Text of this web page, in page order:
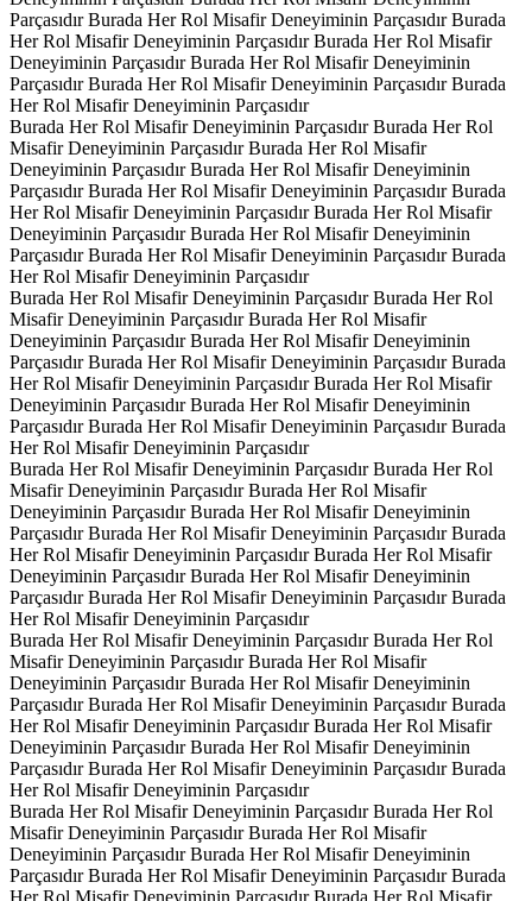
Parçasıdır Burada Her Rol Misafir Deneyiminin Parçasıdır Burada
Her Rol Misafir Deneyiminin Parçasıdır Burada Her Rol Misafir
Deneyiminin Parçasıdır Burada Her Rol Misafir Deneyiminin
Parçasıdır Burada Her Rol Misafir Deneyiminin Parçasıdır Burada
Her Rol Misafir Deneyiminin Parçasıdır
Burada Her Rol Misafir Deneyiminin Parçasıdır Burada Her Rol
Misafir Deneyiminin Parçasıdır Burada Her Rol Misafir
Deneyiminin Parçasıdır Burada Her Rol Misafir Deneyiminin
Parçasıdır Burada Her Rol Misafir Deneyiminin Parçasıdır Burada
Her Rol Misafir Deneyiminin Parçasıdır Burada Her Rol Misafir
Deneyiminin Parçasıdır Burada Her Rol Misafir Deneyiminin
Parçasıdır Burada Her Rol Misafir Deneyiminin Parçasıdır Burada
Her Rol Misafir Deneyiminin Parçasıdır
Burada Her Rol Misafir Deneyiminin Parçasıdır Burada Her Rol
Misafir Deneyiminin Parçasıdır Burada Her Rol Misafir
Deneyiminin Parçasıdır Burada Her Rol Misafir Deneyiminin
Parçasıdır Burada Her Rol Misafir Deneyiminin Parçasıdır Burada
Her Rol Misafir Deneyiminin Parçasıdır Burada Her Rol Misafir
Deneyiminin Parçasıdır Burada Her Rol Misafir Deneyiminin
Parçasıdır Burada Her Rol Misafir Deneyiminin Parçasıdır Burada
Her Rol Misafir Deneyiminin Parçasıdır
Burada Her Rol Misafir Deneyiminin Parçasıdır Burada Her Rol
Misafir Deneyiminin Parçasıdır Burada Her Rol Misafir
Deneyiminin Parçasıdır Burada Her Rol Misafir Deneyiminin
Parçasıdır Burada Her Rol Misafir Deneyiminin Parçasıdır Burada
Her Rol Misafir Deneyiminin Parçasıdır Burada Her Rol Misafir
Deneyiminin Parçasıdır Burada Her Rol Misafir Deneyiminin
Parçasıdır Burada Her Rol Misafir Deneyiminin Parçasıdır Burada
Her Rol Misafir Deneyiminin Parçasıdır
Burada Her Rol Misafir Deneyiminin Parçasıdır Burada Her Rol
Misafir Deneyiminin Parçasıdır Burada Her Rol Misafir
Deneyiminin Parçasıdır Burada Her Rol Misafir Deneyiminin
Parçasıdır Burada Her Rol Misafir Deneyiminin Parçasıdır Burada
Her Rol Misafir Deneyiminin Parçasıdır Burada Her Rol Misafir
Deneyiminin Parçasıdır Burada Her Rol Misafir Deneyiminin
Parçasıdır Burada Her Rol Misafir Deneyiminin Parçasıdır Burada
Her Rol Misafir Deneyiminin Parçasıdır
Burada Her Rol Misafir Deneyiminin Parçasıdır Burada Her Rol
Misafir Deneyiminin Parçasıdır Burada Her Rol Misafir
Deneyiminin Parçasıdır Burada Her Rol Misafir Deneyiminin
Parçasıdır Burada Her Rol Misafir Deneyiminin Parçasıdır Burada
Her Rol Misafir Deneyiminin Parçasıdır Burada Her Rol Misafir